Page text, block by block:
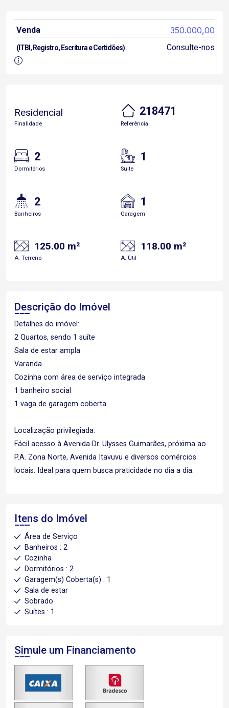
Venda 350.000,00
(ITBI, Registro, Escritura e Certidões) Consulte-nos
Residencial
Finalidade
218471
Referência
2
Dormitórios
1
Suite
2
Banheiros
1
Garagem
125.00 m²
A. Terreno
118.00 m²
A. Útil
Descrição do Imóvel
Detalhes do imóvel:
2 Quartos, sendo 1 suíte
Sala de estar ampla
Varanda
Cozinha com área de serviço integrada
1 banheiro social
1 vaga de garagem coberta
Localização privilegiada:
Fácil acesso à Avenida Dr. Ulysses Guimarães, próxima ao
P.A. Zona Norte, Avenida Itavuvu e diversos comércios
locais. Ideal para quem busca praticidade no dia a dia.
Itens do Imóvel
Área de Serviço
Banheiros : 2
Cozinha
Dormitórios : 2
Garagem(s) Coberta(s) : 1
Sala de estar
Sobrado
Suítes : 1
Simule um Financiamento